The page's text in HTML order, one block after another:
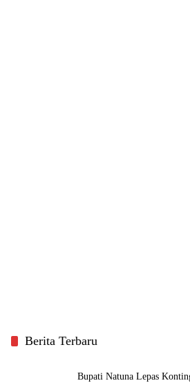
Berita Terbaru
Bupati Natuna Lepas